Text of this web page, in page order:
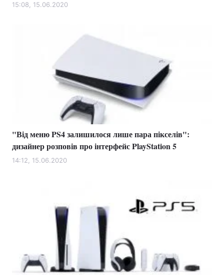
15:08, 15.06.2020
"Від меню PS4 залишилося лише пара пікселів":
дизайнер розповів про інтерфейс PlayStation 5
14:12, 15.06.2020